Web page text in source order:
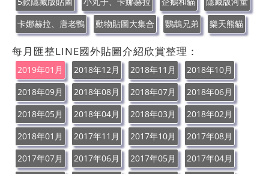
卡娜赫拉、唐老鴨
動物貼圖大集合 鸚鵡兄弟 樂天熊貓
每月匯整LINE國外貼圖介紹欣賞整理：
2019年01月 2018年12月 2018年11月
2018年10月
2018年09月
2018年08月 2018年07月
2018年06月
2018年05月
2018年04月 2018年03月
2018年02月
2018年01月
2017年11月 2017年10月
2017年08月
2017年07月
2017年06月 2017年05月
2017年04月